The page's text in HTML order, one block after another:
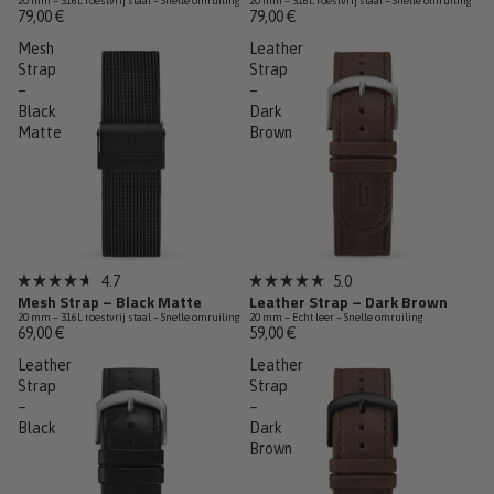
van
de
sterren
79,00 €
van
de
sterren
79,00 €
Mesh
Strap
–
Black
Matte
Beoordeeld
met
4.7
van
de
5
sterren
4.7
Mesh Strap – Black Matte
20 mm – 316L roestvrij staal – Snelle omruiling
69,00 €
Leather
Strap
–
Dark
Brown
Beoordeeld
met
5.0
van
de
5
sterren
5.0
Leather Strap – Dark Brown
20 mm – Echt leer – Snelle omruiling
59,00 €
Leather
Strap
–
Black
Leather
Strap
–
Dark
Brown